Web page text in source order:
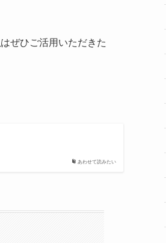
はぜひご活用いただきた
あわせて読みたい